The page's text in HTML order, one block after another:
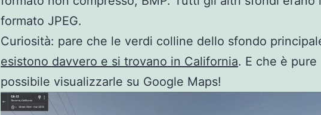
formato JPEG.
Curiosità: pare che le verdi colline dello sfondo
esistono davvero e si trovano in California. E che è pure
possibile visualizzarle su Google Maps!